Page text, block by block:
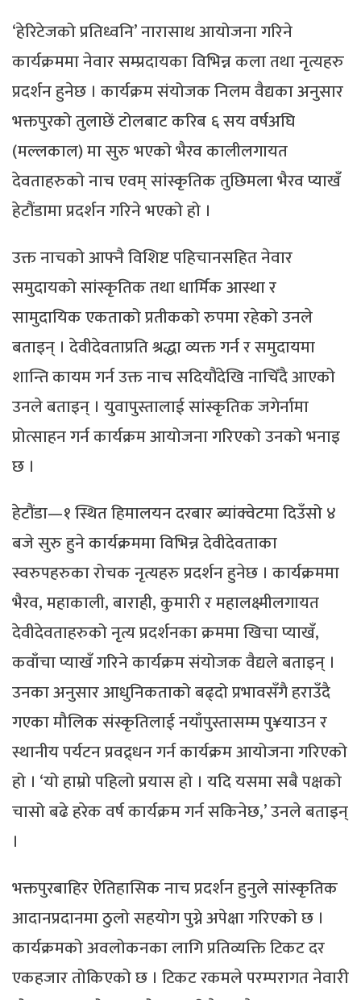
‘हेरिटेजको प्रतिध्वनि’ नारासाथ आयोजना गरिने
कार्यक्रममा नेवार सम्प्रदायका विभिन्न कला तथा नृत्यहरु
प्रदर्शन हुनेछ । कार्यक्रम संयोजक निलम वैद्यका अनुसार
भक्तपुरको तुलाछें टोलबाट करिब ६ सय वर्षअघि
(मल्लकाल) मा सुरु भएको भैरव कालीलगायत
देवताहरुको नाच एवम् सांस्कृतिक तुछिमला भैरव प्याखँ
हेटौंडामा प्रदर्शन गरिने भएको हो ।
उक्त नाचको आफ्नै विशिष्ट पहिचानसहित नेवार
समुदायको सांस्कृतिक तथा धार्मिक आस्था र
सामुदायिक एकताको प्रतीकको रुपमा रहेको उनले
बताइन् । देवीदेवताप्रति श्रद्धा व्यक्त गर्न र समुदायमा
शान्ति कायम गर्न उक्त नाच सदियौंदेखि नाचिँदै आएको
उनले बताइन् । युवापुस्तालाई सांस्कृतिक जगेर्नामा
प्रोत्साहन गर्न कार्यक्रम आयोजना गरिएको उनको भनाइ
छ ।
हेटौंडा—१ स्थित हिमालयन दरबार ब्यांक्वेटमा दिउँसो ४
बजे सुरु हुने कार्यक्रममा विभिन्न देवीदेवताका
स्वरुपहरुका रोचक नृत्यहरु प्रदर्शन हुनेछ । कार्यक्रममा
भैरव, महाकाली, बाराही, कुमारी र महालक्ष्मीलगायत
देवीदेवताहरुको नृत्य प्रदर्शनका क्रममा खिचा प्याखँ,
कवाँचा प्याखँ गरिने कार्यक्रम संयोजक वैद्यले बताइन् ।
उनका अनुसार आधुनिकताको बढ्दो प्रभावसँगै हराउँदै
गएका मौलिक संस्कृतिलाई नयाँपुस्तासम्म पु¥याउन र
स्थानीय पर्यटन प्रवद्र्धन गर्न कार्यक्रम आयोजना गरिएको
हो । ‘यो हाम्रो पहिलो प्रयास हो । यदि यसमा सबै पक्षको
चासो बढे हरेक वर्ष कार्यक्रम गर्न सकिनेछ,’ उनले बताइन्
।
भक्तपुरबाहिर ऐतिहासिक नाच प्रदर्शन हुनुले सांस्कृतिक
आदानप्रदानमा ठुलो सहयोग पुग्ने अपेक्षा गरिएको छ ।
कार्यक्रमको अवलोकनका लागि प्रतिव्यक्ति टिकट दर
एकहजार तोकिएको छ । टिकट रकमले परम्परागत नेवारी